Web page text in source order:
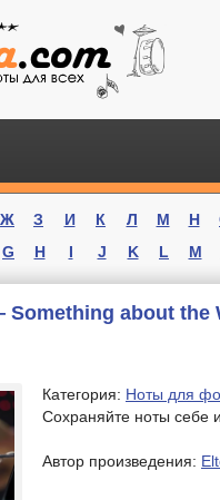
Ж З И К Л М Н
G H I J K L M
about the
Категория: Ноты для
Сохраняйте ноты себе
Автор произведения: